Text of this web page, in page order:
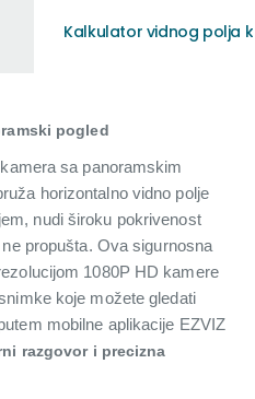
Kalkulator vidnog polja
pogled
sa panoramskim
horizontalno vidno polje
nudi široku pokrivenost
propušta. Ova sigurnosna
1080P HD kamere
koje možete gledati
mobilne aplikacije EZVIZ
razgovor i precizna